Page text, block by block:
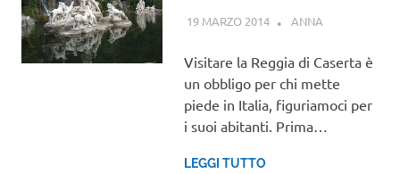
19 MARZO 2014 ANNA
Visitare la Reggia di Caserta è
un obbligo per chi mette
piede in Italia, figuriamoci per
i suoi abitanti. Prima…
LEGGI TUTTO